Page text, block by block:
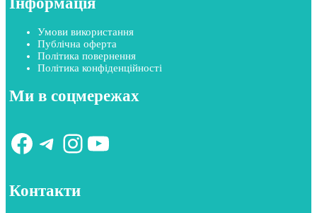
Умови використання
Публічна оферта
Політика повернення
Політика конфіденційності
Ми в соцмережах
Facebook
Telegram
Instagram
YouTube
Контакти